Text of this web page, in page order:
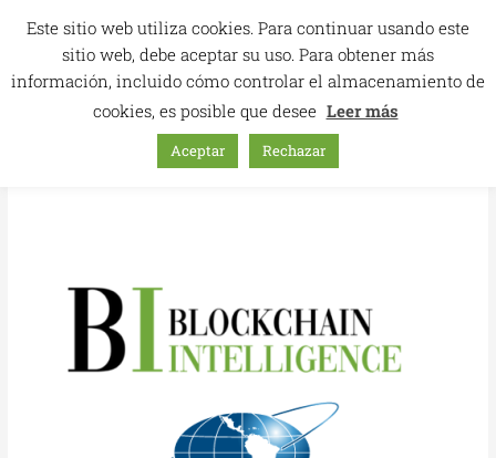
contenido
Este sitio web utiliza cookies. Para continuar usando este
sitio web, debe aceptar su uso. Para obtener más
información, incluido cómo controlar el almacenamiento de
cookies, es posible que desee Leer más
Aceptar Rechazar